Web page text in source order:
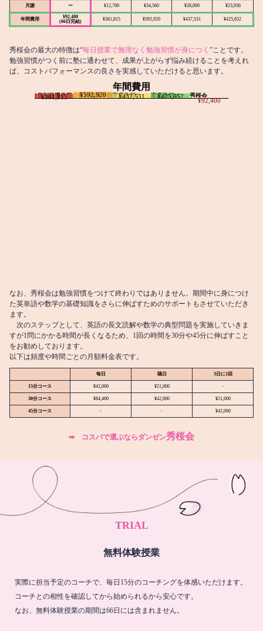
月謝 ー ¥12,700 ¥34,560 ¥28,000 ¥23,936
年間費用
¥92,400
(66日完結)
¥361,815 ¥592,920 ¥437,531 ¥425,652
秀桜会の最大の特徴は“毎日授業で無理なく勉強習慣が身につく ”ことです。
勉強習慣がつく前に塾に通わせて、成果が上がらず悩み続けることを考えれ
ば、コストパフォーマンスの良さを実感していただけると思います。
年間費用
I個別指導学院
¥361,815 T個別指導学院
¥592,920 家庭教師T
¥437,531 家庭教師M
¥425,652 秀桜会
¥92,400
なお、秀桜会は勉強習慣をつけて終わりではありません。期間中に身につけ
た英単語や数学の基礎知識をさらに伸ばすためのサポートもさせていただき
ます。
次のステップとして、英語の長文読解や数学の典型問題を実施していきま
すが1問にかかる時間が長くなるため、1回の時間を30分や45分に伸ばすこと
をお勧めしております。
以下は頻度や時間ごとの月額料金表です。
毎日 隔日 3日に1回
15分コース ¥42,000 ¥21,000 -
30分コース ¥84,400 ¥42,000 ¥21,000
45分コース - - ¥42,000
➡︎ コスパで選ぶならダンゼン秀桜会
TRIAL
無料体験授業
実際に担当予定のコーチで、毎日15分のコーチングを体感いただけます。
コーチとの相性を確認してから始められるから安心です。
なお、無料体験授業の期間は66日には含まれません。